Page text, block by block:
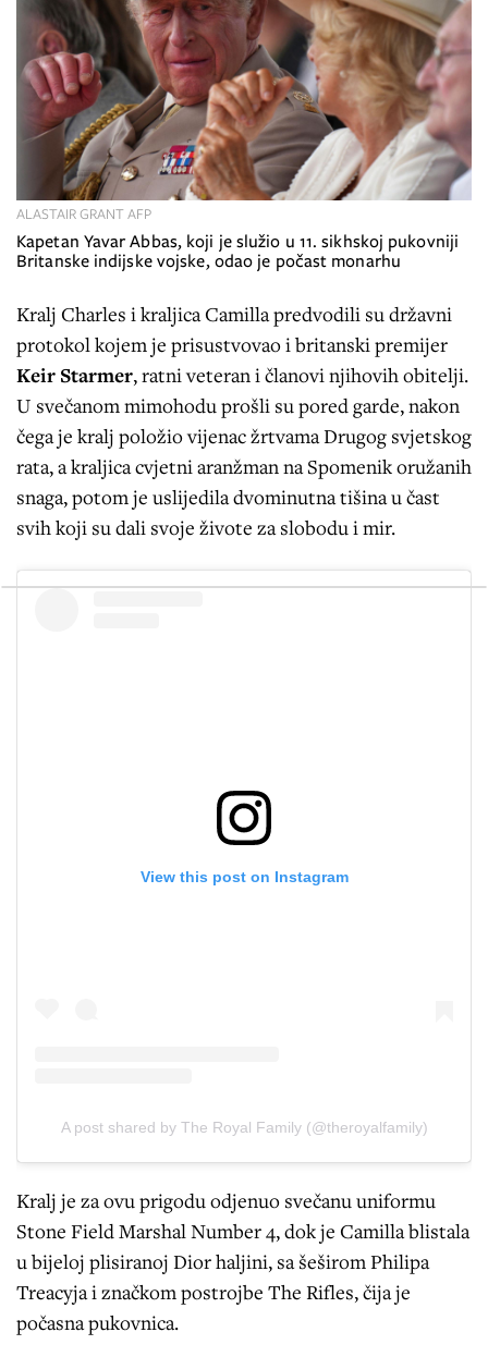
Kapetan Yavar Abbas, koji je služio u 11. sikhskoj pukovniji
Britanske indijske vojske, odao je počast monarhu
ALASTAIR GRANT AFP
Kralj Charles i kraljica Camilla predvodili su državni
protokol kojem je prisustvovao i britanski premijer
Keir Starmer, ratni veteran i članovi njihovih obitelji.
U svečanom mimohodu prošli su pored garde, nakon
čega je kralj položio vijenac žrtvama Drugog svjetskog
rata, a kraljica cvjetni aranžman na Spomenik oružanih
snaga, potom je uslijedila dvominutna tišina u čast
svih koji su dali svoje živote za slobodu i mir.
View this post on Instagram
A post shared by The Royal Family (@theroyalfamily)
Kralj je za ovu prigodu odjenuo svečanu uniformu
Stone Field Marshal Number 4, dok je Camilla blistala
u bijeloj plisiranoj Dior haljini, sa šeširom Philipa
Treacyja i značkom postrojbe The Rifles, čija je
počasna pukovnica.